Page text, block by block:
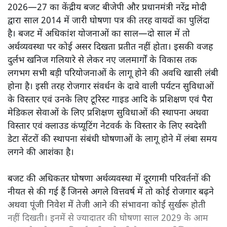
2026—27 का केंद्रीय बजट बीजेपी और प्रधानमंत्री नरेंद्र मोदी
द्वारा साल 2014 में जारी घोषणा पत्र की तरह वायदों का पुलिंदा
है। बजट में अधिकांश योजनाओं का साल—दो साल में तो
अर्थव्यवस्था पर कोई असर दिखता प्रतीत नहीं होता। इसकी वजह
दुर्लभ खनिज गलियारे से लेकर नए जलमार्गों के विकास तक
लगभग सभी बड़ी परियोजनाओं के लागू होने की अवधि खासी लंबी
होना है। इसी तरह रोजगार संवर्धन के दावे वाली पर्यटन सुविधाओं
के विस्तार एवं उनके लिए टूरिस्ट गाइड आदि के प्रशिक्षण एवं पैरा
मेडिकल सेवाओं के लिए प्रशिक्षण सुविधाओं की स्थापना अथवा
विस्तार एवं क्लाउड कंप्यूटिंग नेटवर्क के विस्तार के लिए स्वदेशी
डेटा सेंटरों की स्थापना संबंधी घोषणाओं के लागू होने में लंबा समय
लगने की आशंका है।
बजट की अधिकतर घोषणा अर्थव्यवस्था में दूरगामी परिवर्तनों की
नीयत से की गई हैं जिनसे अगले वित्तवर्ष में तो कोई रोजगार बढ़ने
अथवा पूंजी निवेश में तेजी आने की संभावना कोई सुर्खरू होती
नहीं दिखती। इनमें से ज्यादातर की घोषणा साल 2029 के आम